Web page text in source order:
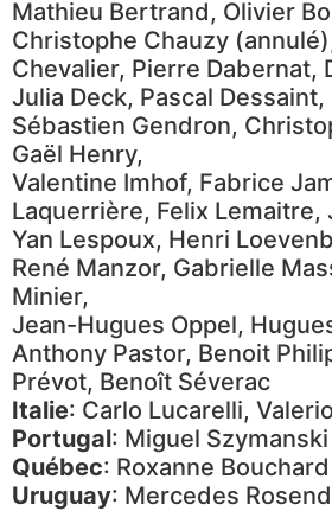
Mathieu Bertrand, Olivier
Christophe Chauzy
Chevalier, Pierre Dabernat,
Julia Deck, Pascal
Sébastien Gendron,
Gaël Henry,
Valentine Imhof, Fabrice
Laquerrière, Felix Lemaitre,
Yan Lespoux, Henri
René Manzor, Gabrielle
Minier,
Jean-Hugues Oppel,
Anthony Pastor, Benoit
Prévot, Benoît Séverac
Italie: Carlo Lucarelli,
Portugal: Miguel Szymanski
Québec: Roxanne Bouchard
Uruguay: Mercedes